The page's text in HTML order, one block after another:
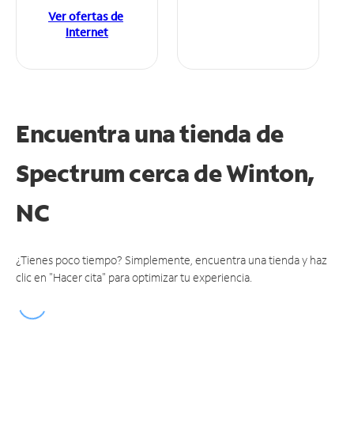
Ver ofertas de
Internet
Encuentra una tienda de
Spectrumcerca de Winton,
NC
¿Tienes poco tiempo? Simplemente, encuentra una tienda y haz
clic en "Hacer cita" para optimizar tu experiencia.